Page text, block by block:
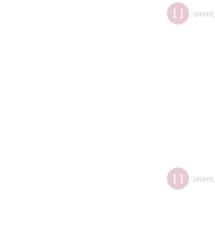
11 июня
11 июня